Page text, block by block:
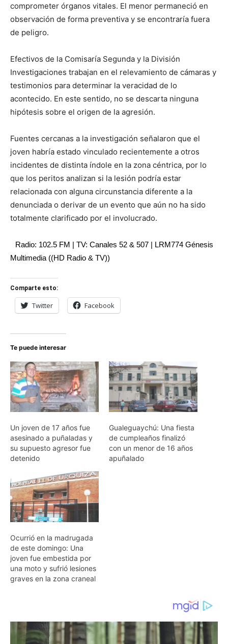
comprometer órganos vitales. El menor permaneció en
observación de forma preventiva y se encontraría fuera
de peligro.
Efectivos de la Comisaría Segunda y la División
Investigaciones trabajan en el relevamiento de cámaras y
testimonios para determinar la veracidad de lo
acontecido. En este sentido, no se descarta ninguna
hipótesis sobre el origen de la agresión.
Fuentes cercanas a la investigación señalaron que el
joven habría estado vinculado recientemente a otros
incidentes de distinta índole en la zona céntrica, por lo
que los peritos analizan si la lesión podría estar
relacionada con alguna circunstancia diferente a la
denunciada o derivar de un evento que aún no ha sido
totalmente clarificado por el involucrado.
Radio: 102.5 FM | TV: Canales 52 & 507 | LRM774 Génesis
Multimedia ((HD Radio & TV))
Comparte esto:
Twitter Facebook
Te puede interesar
Un joven de 17 años fue
asesinado a puñaladas y
su supuesto agresor fue
detenido
Gualeguaychú: Una fiesta
de cumpleaños finalizó
con un menor de 16 años
apuñalado
Ocurrió en la madrugada
de este domingo: Una
joven fue embestida por
una moto y sufrió lesiones
graves en la zona craneal